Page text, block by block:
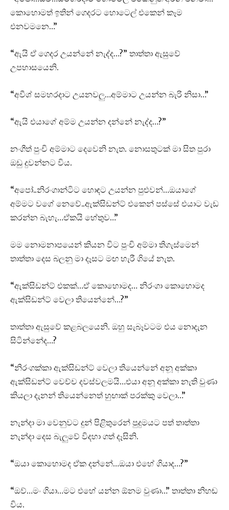
කොහොමත් ඉතින් ගෙදරට හොටෙල් එකෙන් කෑම
එනවමනෙ…”
“ඇයි ඒ ගෙදර උයන්නේ නැද්ද…?” තාත්තා ඇසුවේ
උපහාසයෙනි.
“අවීශ් සමහරදාට උයනවලු…අම්මාට උයන්න බැරි නිසා…”
“ඇයි එයාගේ අම්ම උයන්න දන්නේ නැද්ද…?”
නංගීත් පුංචි අම්මාට දෙවෙනි නැත. නොසතුටක් මා සිත පුරා
ඔඩු දුවන්නට විය.
“අපෝ..නිරංගාන්ටිට හොඳට උයන්න පුළුවන්…ඔයාගේ
අම්මට වගේ නෙවේ..ඇක්සිඩන්ට් එකෙන් පස්සේ එයාට වැඩ
කරන්න බැහැ…ඒකයි හේතුව…”
මම නොමනාපයෙන් කියන විට පුංචි අම්මා තිගැස්මෙන්
තාත්තා දෙස බලනු මා දෑසට මඟ හැරී ගියේ නැත.
“ඇක්සිඩන්ට් එකක්…ඒ කොහොමද… නිරංගා කොහොමද
ඇක්සිඩන්ට් වෙලා තියෙන්නේ…?”
තාත්තා ඇසුවේ කළබලයෙනි. ඔහු සැබෑවටම එය නොදැන
සිටින්නේද…?
“නිරංගක්කා ඇක්සිඩන්ට් වෙලා තියෙන්නේ අනූ අක්කා
ඇක්සිඩන්ට් වෙච්ච දවස්වලමයි…එයා අනූ අක්කා නැති වුණා
කියලා දැනන් තියෙන්නෙත් හුඟාක් පරක්කු වෙලා…”
නැන්දා මා වෙනුවට දුන් පිළිතුරෙන් පුදුමයට පත් තාත්තා
නැන්දා දෙස බැලුවේ විදහා ගත් දෑසිනි.
“ඔයා කොහොමද ඒක දන්නේ…ඔයා එහේ ගියාද…?”
“ඔව්…මං ගියා…මට එහේ යන්න ඕනම වුණා…” තාත්තා නිහඬ
විය.